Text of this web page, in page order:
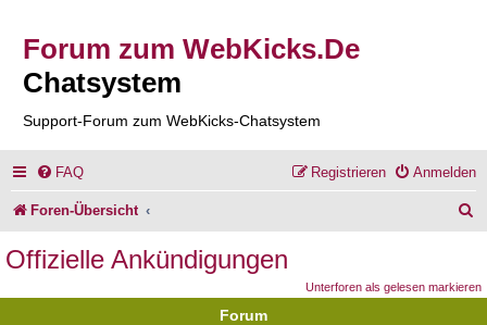
Forum zum WebKicks.De
Chatsystem
Support-Forum zum WebKicks-Chatsystem
FAQ Anmelden
Registrieren
Foren-Übersicht
Offizielle Ankündigungen
Unterforen als gelesen markieren
Forum